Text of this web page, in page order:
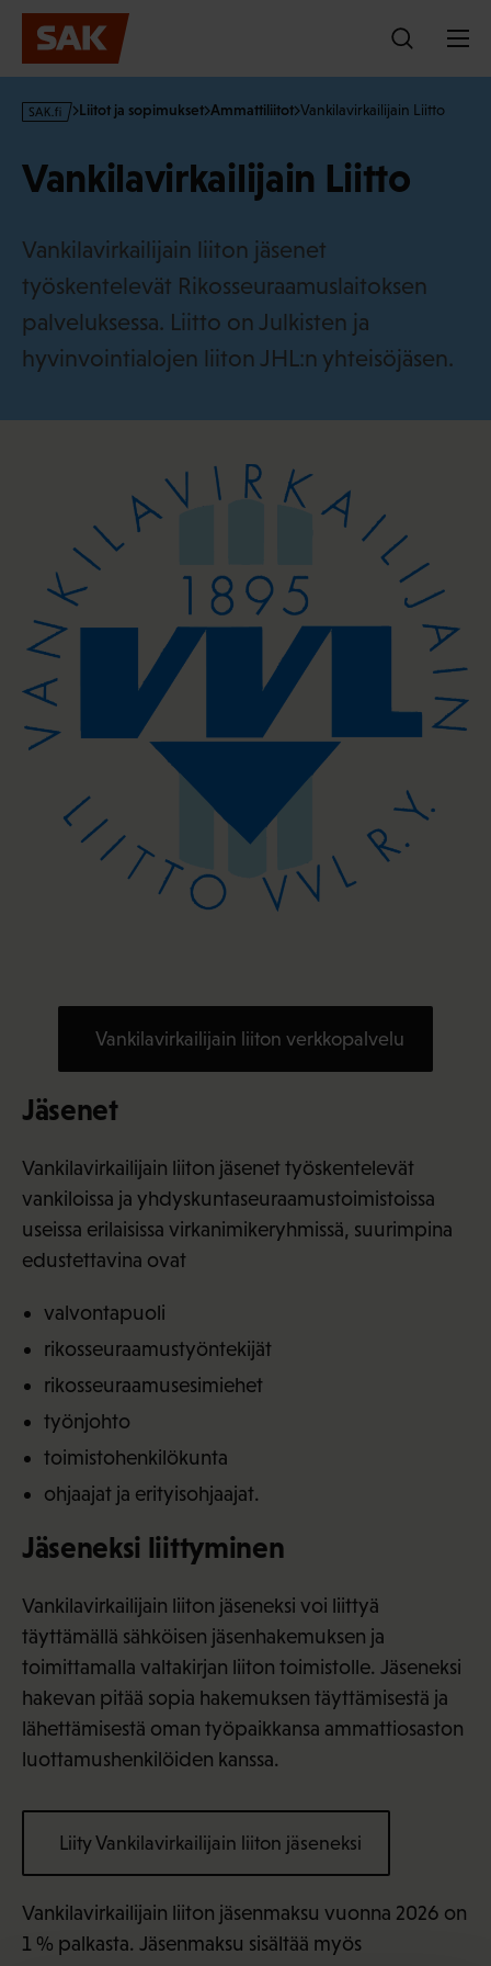
Hyppää
sisältöön
s
·
Liitot ja sopimukset Ammattiliitot Vankilavirkailijain Liitto
Vankilavirkailijain Liitto
Vankilavirkailijain liiton jäsenet
työskentelevät Rikosseuraamuslaitoksen
palveluksessa. Liitto on Julkisten ja
hyvinvointialojen liiton JHL:n yhteisöjäsen.
Vankilavirkailijain liiton verkkopalvelu
Jäsenet
Vankilavirkailijain liiton jäsenet työskentelevät
vankiloissa ja yhdyskuntaseuraamustoimistoissa
useissa erilaisissa virkanimikeryhmissä, suurimpina
edustettavina ovat
valvontapuoli
rikosseuraamustyöntekijät
rikosseuraamusesimiehet
työnjohto
toimistohenkilökunta
ohjaajat ja erityisohjaajat.
Jäseneksi liittyminen
Vankilavirkailijain liiton jäseneksi voi liittyä
täyttämällä sähköisen jäsenhakemuksen ja
toimittamalla valtakirjan liiton toimistolle. Jäseneksi
hakevan pitää sopia hakemuksen täyttämisestä ja
lähettämisestä oman työpaikkansa ammattiosaston
luottamushenkilöiden kanssa.
Liity Vankilavirkailijain liiton jäseneksi
Vankilavirkailijain liiton jäsenmaksu vuonna 2026 on
1 % palkasta. Jäsenmaksu sisältää myös